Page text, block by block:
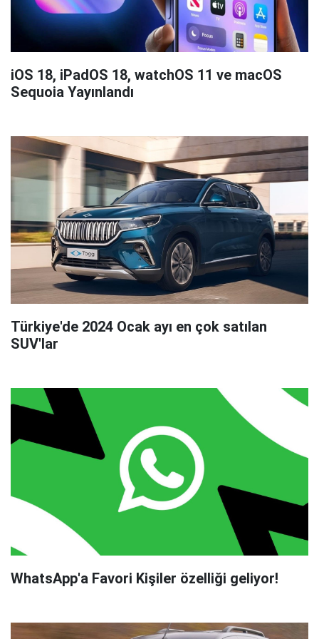
iOS 18, iPadOS 18, watchOS 11 ve macOS
Sequoia Yayınlandı
Türkiye'de 2024 Ocak ayı en çok satılan
SUV'lar
WhatsApp'a Favori Kişiler özelliği geliyor!